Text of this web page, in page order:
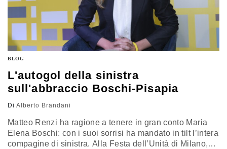
BLOG
L'autogol della sinistra
sull'abbraccio Boschi-Pisapia
Di Alberto Brandani
Matteo Renzi ha ragione a tenere in gran conto Maria
Elena Boschi: con i suoi sorrisi ha mandato in tilt l’intera
compagine di sinistra. Alla Festa dell’Unità di Milano,